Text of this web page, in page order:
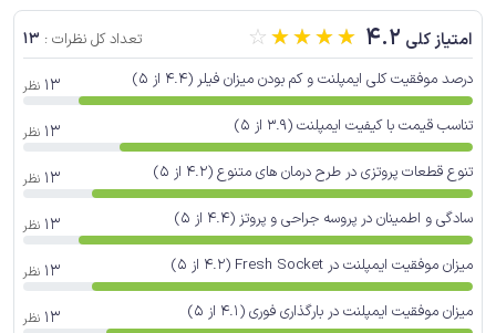
امتیاز کلی 4.2
☆☆☆☆☆ تعداد کل نظرات : 13
درصد موفقیت کلی ایمپلنت و کم بودن میزان فیلر (4.4 از 5) 13 نظر
تناسب قیمت با کیفیت ایمپلنت (3.9 از 5) 13 نظر
تنوع قطعات پروتزی در طرح درمان های متنوع (4.2 از 5) 13 نظر
سادگی و اطمینان در پروسه جراحی و پروتز (4.4 از 5) 13 نظر
میزان موفقیت ایمپلنت در Fresh Socket (4.2 از 5) 13 نظر
میزان موفقیت ایمپلنت در بارگذاری فوری (4.1 از 5) 13 نظر